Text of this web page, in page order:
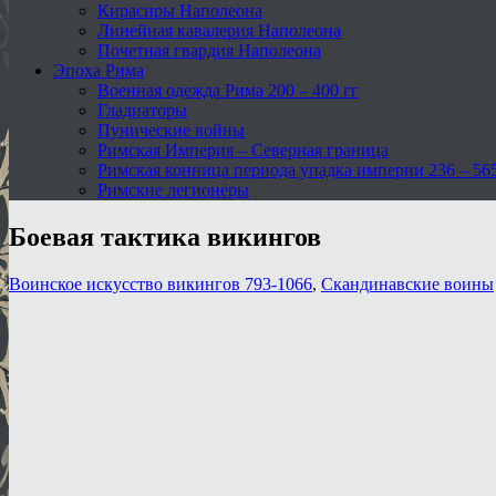
Кирасиры Наполеона
Линейная кавалерия Наполеона
Почетная гвардия Наполеона
Эпоха Рима
Военная одежда Рима 200 – 400 гг
Гладиаторы
Пунические войны
Римская Империя – Северная граница
Римская конница периода упадка империи 236 –
Римские легионеры
Боевая тактика викингов
Воинское искусство викингов 793-1066, Скандинавские воины